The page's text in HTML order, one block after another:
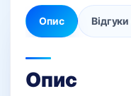
Опис
Опис